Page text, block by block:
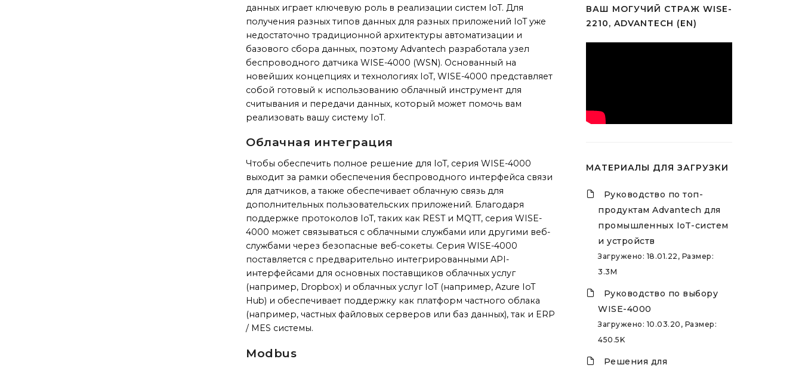
данных играет ключевую роль в реализации систем IoT. Для
получения разных типов данных для разных приложений IoT уже
недостаточно традиционной архитектуры автоматизации и
базового сбора данных, поэтому Advantech разработала узел
беспроводного датчика WISE-4000 (WSN). Основанный на
новейших концепциях и технологиях IoT, WISE-4000 представляет
собой готовый к использованию облачный инструмент для
считывания и передачи данных, который может помочь вам
реализовать вашу систему IoT.
Облачная интеграция
Чтобы обеспечить полное решение для IoT, серия WISE-4000
выходит за рамки обеспечения беспроводного интерфейса связи
для датчиков, а также обеспечивает облачную связь для
дополнительных пользовательских приложений. Благодаря
поддержке протоколов IoT, таких как REST и MQTT, серия WISE-
4000 может связываться с облачными службами или другими веб-
службами через безопасные веб-сокеты. Серия WISE-4000
поставляется с предварительно интегрированными API-
интерфейсами для основных поставщиков облачных услуг
(например, Dropbox) и облачных услуг IoT (например, Azure IoT
Hub) и обеспечивает поддержку как платформ частного облака
(например, частных файловых серверов или баз данных), так и ERP
/ MES системы.
Modbus
ВАШ МОГУЧИЙ СТРАЖ WISE-
2210, ADVANTECH (EN)
МАТЕРИАЛЫ ДЛЯ ЗАГРУЗКИ
Руководство по топ-
продуктам Advantech для
промышленных IoT-систем
и устройств
Загружено: 18.01.22, Размер:
3.3M
Руководство по выбору
WISE-4000
Загружено: 10.03.20, Размер:
450.5K
Решения для